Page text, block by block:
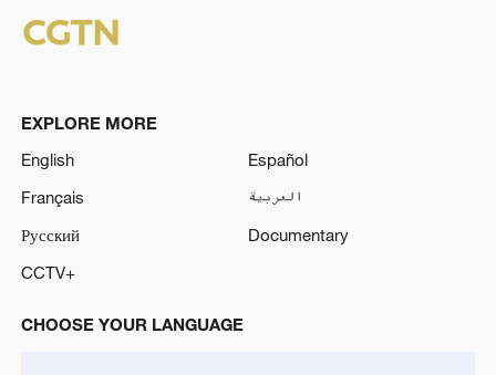
EXPLORE MORE
English
Español
Français
العربية
Русский
Documentary
CCTV+
CHOOSE YOUR LANGUAGE